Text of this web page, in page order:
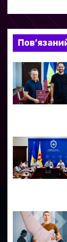
а
п
и
с
і